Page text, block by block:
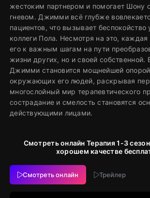
жестоким партнером и помогает Шону
гневом. Джимми всё глубже
пациентов, что вызывает беспокойство
коллеги Пола. Несмотря на это, каждая
его к важным шагам на пути
жизни других, но и своей собственной.
Джимми становится мощнейшей
окружающих его людей, раскрывая
многослойный мир терапевтического
сострадание и смелость становятся
действующими лицами.
Смотреть онлайн Терапия 1-3
хорошем качестве
Смотреть онлайн Трейлер